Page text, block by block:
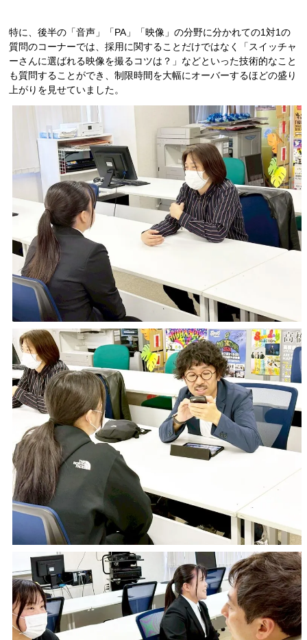
卒業生の方へ
CAT BOARD
特に、後半の「音声」「PA」「映像」の分野に分かれての1対1の
質問のコーナーでは、採用に関することだけではなく「スイッチャ
ーさんに選ばれる映像を撮るコツは？」などといった技術的なこと
も質問することができ、制限時間を大幅にオーバーするほどの盛り
上がりを見せていました。